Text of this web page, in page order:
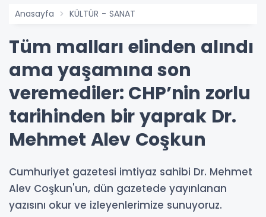
Anasayfa KÜLTÜR - SANAT
Tüm malları elinden alındı
ama yaşamına son
veremediler: CHP’nin zorlu
tarihinden bir yaprak Dr.
Mehmet Alev Coşkun
Cumhuriyet gazetesi imtiyaz sahibi Dr. Mehmet
Alev Coşkun'un, dün gazetede yayınlanan
yazısını okur ve izleyenlerimize sunuyoruz.